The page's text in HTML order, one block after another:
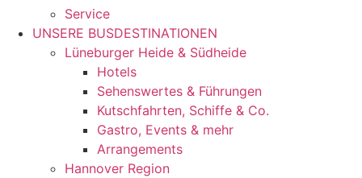
Service
UNSERE BUSDESTINATIONEN
Lüneburger Heide & Südheide
Hotels
Sehenswertes & Führungen
Kutschfahrten, Schiffe & Co.
Gastro, Events & mehr
Arrangements
Hannover Region